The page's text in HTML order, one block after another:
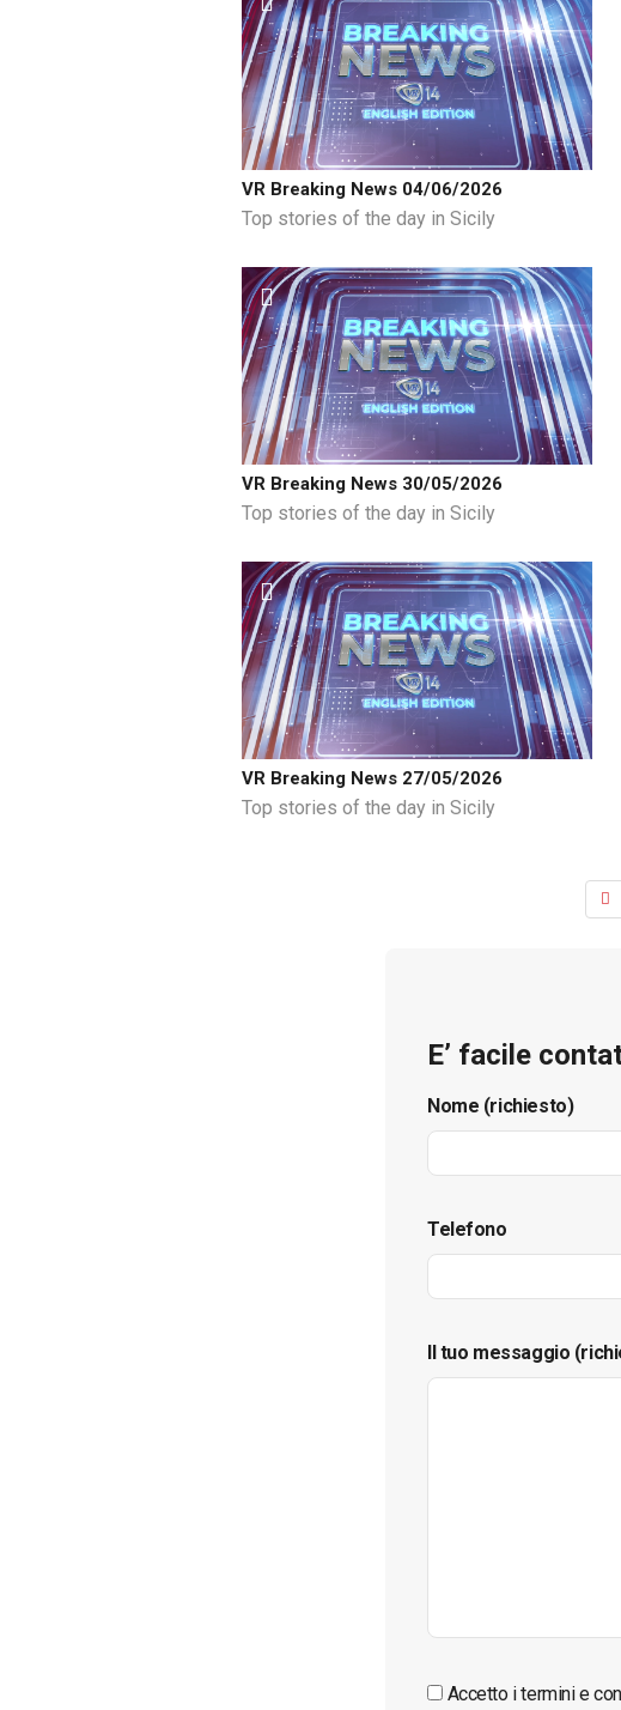
VR Breaking News 04/06/2026
Top stories of the day in Sicily
VR Breaking News 30/05/2026
Top stories of the day in Sicily
VR Breaking News 27/05/2026
Top stories of the day in Sicily
E’ facile
Nome (richiesto)
Telefono
Il tuo messaggio
Accetto i termini e